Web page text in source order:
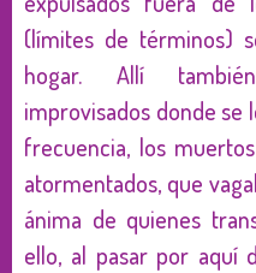
(límites de términos)
hogar. Allí
improvisados donde se
frecuencia, los
atormentados, que
ánima de quienes
ello, al pasar por aquí